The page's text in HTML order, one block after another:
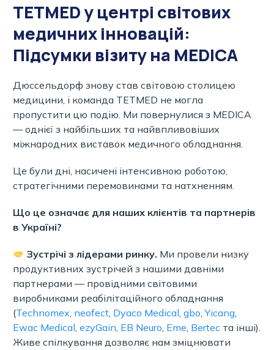
TETMED у центрі світових
медичних інновацій:
Підсумки візиту на MEDICA
Дюссельдорф знову став світовою столицею
медицини, і команда TETMED не могла
пропустити цю подію. Ми повернулися з MEDICA
— однієї з найбільших та найвпливовіших
міжнародних виставок медичного обладнання.
Це були дні, насичені інтенсивною роботою,
стратегічними перемовинами та натхненням.
Що це означає для наших клієнтів та партнерів
в Україні?
Зустрічі з лідерами ринку. Ми провели низку
продуктивних зустрічей з нашими давніми
партнерами — провідними світовими
виробниками реабілітаційного обладнання
(Technomex, neofect, Dyaco Medical, gbo,Yicang,
Ewac Medical, ezyGain, EB Neuro, Eme, Bertec та інші).
Живе спілкування дозволяє нам зміцнювати